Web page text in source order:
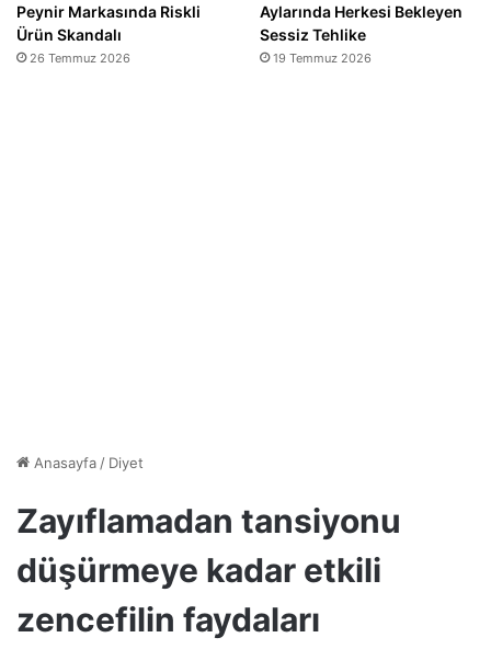
Peynir Markasında Riskli
Ürün Skandalı
26 Temmuz 2026
Aylarında Herkesi Bekleyen
Sessiz Tehlike
19 Temmuz 2026